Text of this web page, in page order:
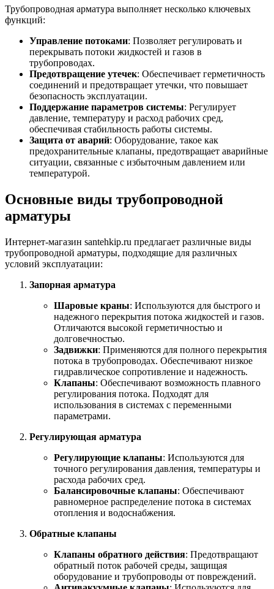
Трубопроводная арматура выполняет несколько ключевых
функций:
Управление потоками: Позволяет регулировать и
перекрывать потоки жидкостей и газов в
трубопроводах.
Предотвращение утечек: Обеспечивает герметичность
соединений и предотвращает утечки, что повышает
безопасность эксплуатации.
Поддержание параметров системы: Регулирует
давление, температуру и расход рабочих сред,
обеспечивая стабильность работы системы.
Защита от аварий: Оборудование, такое как
предохранительные клапаны, предотвращает аварийные
ситуации, связанные с избыточным давлением или
температурой.
Основные виды трубопроводной
арматуры
Интернет-магазин santehkip.ru предлагает различные виды
трубопроводной арматуры, подходящие для различных
условий эксплуатации:
Запорная арматура
Шаровые краны: Используются для быстрого и
надежного перекрытия потока жидкостей и газов.
Отличаются высокой герметичностью и
долговечностью.
Задвижки: Применяются для полного перекрытия
потока в трубопроводах. Обеспечивают низкое
гидравлическое сопротивление и надежность.
Клапаны: Обеспечивают возможность плавного
регулирования потока. Подходят для
использования в системах с переменными
параметрами.
Регулирующая арматура
Регулирующие клапаны: Используются для
точного регулирования давления, температуры и
расхода рабочих сред.
Балансировочные клапаны: Обеспечивают
равномерное распределение потока в системах
отопления и водоснабжения.
Обратные клапаны
Клапаны обратного действия: Предотвращают
обратный поток рабочей среды, защищая
оборудование и трубопроводы от повреждений.